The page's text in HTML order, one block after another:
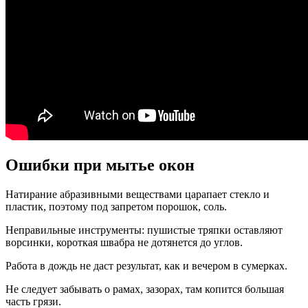
Ошибки при мытье окон
Натирание абразивными веществами царапает стекло и
пластик, поэтому под запретом порошок, соль.
Неправильные инструменты: пушистые тряпки оставляют
ворсинки, короткая швабра не дотянется до углов.
Работа в дождь не даст результат, как и вечером в сумерках.
Не следует забывать о рамах, зазорах, там копится большая
часть грязи.